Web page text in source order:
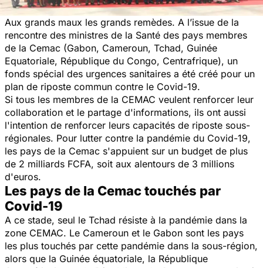
Aux grands maux les grands remèdes. A l’issue de la
rencontre des ministres de la Santé des pays membres
de la Cemac (Gabon, Cameroun, Tchad, Guinée
Equatoriale, République du Congo, Centrafrique), un
fonds spécial des urgences sanitaires a été créé pour un
plan de riposte commun contre le Covid-19.
Si tous les membres de la CEMAC veulent renforcer leur
collaboration et le partage d'informations, ils ont aussi
l'intention de renforcer leurs capacités de riposte sous-
régionales. Pour lutter contre la pandémie du Covid-19,
les pays de la Cemac s'appuient sur un budget de plus
de 2 milliards FCFA, soit aux alentours de 3 millions
d'euros.
Les pays de la Cemac touchés par
Covid-19
A ce stade, seul le Tchad résiste à la pandémie dans la
zone CEMAC. Le Cameroun et le Gabon sont les pays
les plus touchés par cette pandémie dans la sous-région,
alors que la Guinée équatoriale, la République